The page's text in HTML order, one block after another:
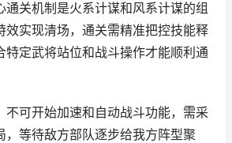
通关机制是火系计谋和风系计谋的组
效实现清场，通关需精准把控技能释
特定武将站位和战斗操作才能顺利通
不可开始加速和自动战斗功能，需采
，等待敌方部队逐步给我方阵型聚